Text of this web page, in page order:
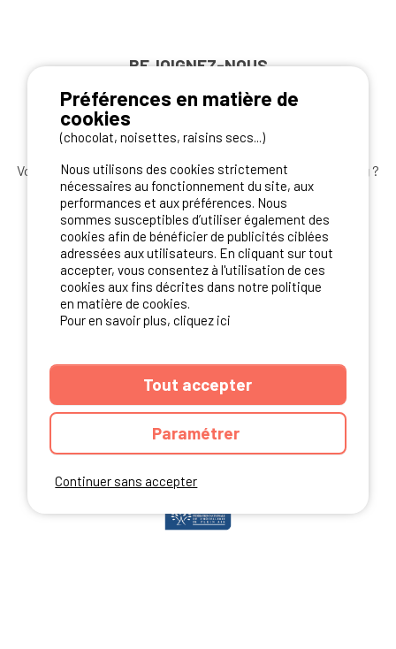
REJOIGNEZ-NOUS
Vous souhaitez bénéficier desmeilleures offres camping ?
Abonnez-vous à la newsletterdès aujourd'hui
S'ABONNER
NOS PARTENAIRES
Continuer sans accepter
Préférences en matière de
cookies
(chocolat, noisettes, raisins secs...)
Nous utilisons des cookies strictement
nécessaires au fonctionnement du site, aux
performances et aux préférences. Nous
sommes susceptibles d’utiliser également des
cookies afin de bénéficier de publicités ciblées
adressées aux utilisateurs. En cliquant sur tout
accepter, vous consentez à l'utilisation de ces
cookies aux fins décrites dans notre politique
en matière de cookies.
Pour en savoir plus, cliquez ici
Tout accepter
Paramétrer